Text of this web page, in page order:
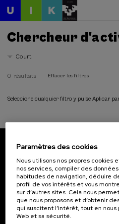
Chercheur
Court
0 résultats Effacer les filtres
Seleccione cualquier filtro y pulse Aplicar
Inscrivez-vous pour être le premier à
actualités de l'UIK.
S'abonner
Paramètres des cookies
Nous utilisons nos propres cookies
nos services, compiler des
habitudes de navigation, déduire
profil de vos intérêts et vous
sur d’autres sites. Cela nous
que nous proposons et d’obtenir
qui suscitent l’intérêt, tout en
Web et sa sécurité.